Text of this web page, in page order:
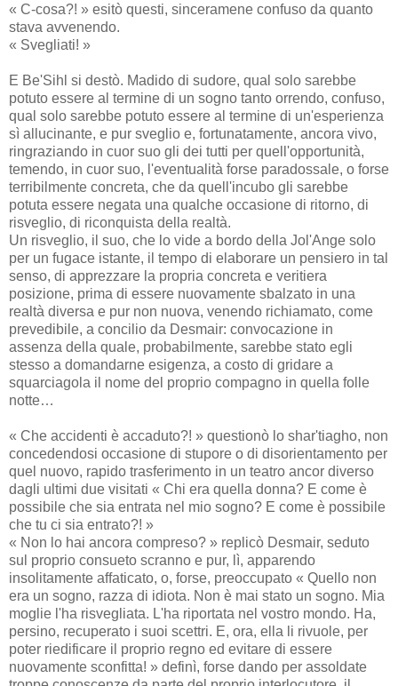
« C-cosa?! » esitò questi, sinceramene confuso da quanto
stava avvenendo.
« Svegliati! »
E Be'Sihl si destò. Madido di sudore, qual solo sarebbe
potuto essere al termine di un sogno tanto orrendo, confuso,
qual solo sarebbe potuto essere al termine di un'esperienza
sì allucinante, e pur sveglio e, fortunatamente, ancora vivo,
ringraziando in cuor suo gli dei tutti per quell'opportunità,
temendo, in cuor suo, l'eventualità forse paradossale, o forse
terribilmente concreta, che da quell'incubo gli sarebbe
potuta essere negata una qualche occasione di ritorno, di
risveglio, di riconquista della realtà.
Un risveglio, il suo, che lo vide a bordo della Jol'Ange solo
per un fugace istante, il tempo di elaborare un pensiero in tal
senso, di apprezzare la propria concreta e veritiera
posizione, prima di essere nuovamente sbalzato in una
realtà diversa e pur non nuova, venendo richiamato, come
prevedibile, a concilio da Desmair: convocazione in
assenza della quale, probabilmente, sarebbe stato egli
stesso a domandarne esigenza, a costo di gridare a
squarciagola il nome del proprio compagno in quella folle
notte…
« Che accidenti è accaduto?! » questionò lo shar'tiagho, non
concedendosi occasione di stupore o di disorientamento per
quel nuovo, rapido trasferimento in un teatro ancor diverso
dagli ultimi due visitati « Chi era quella donna? E come è
possibile che sia entrata nel mio sogno? E come è possibile
che tu ci sia entrato?! »
« Non lo hai ancora compreso? » replicò Desmair, seduto
sul proprio consueto scranno e pur, lì, apparendo
insolitamente affaticato, o, forse, preoccupato « Quello non
era un sogno, razza di idiota. Non è mai stato un sogno. Mia
moglie l'ha risvegliata. L'ha riportata nel vostro mondo. Ha,
persino, recuperato i suoi scettri. E, ora, ella li rivuole, per
poter riedificare il proprio regno ed evitare di essere
nuovamente sconfitta! » definì, forse dando per assoldate